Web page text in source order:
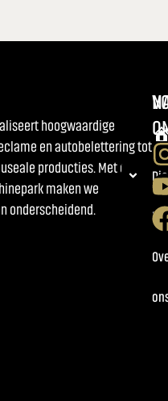
hoogwaardige
en autobelettering tot
producties. Met een
maken we
onderscheidend.